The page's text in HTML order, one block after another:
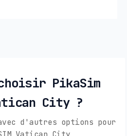
PikaSim
City ?
avec d'autres options pour